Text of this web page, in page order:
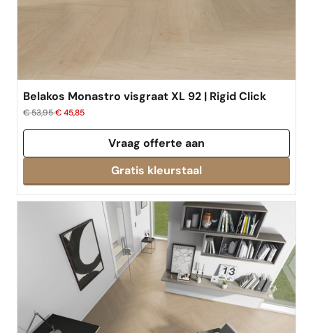
Belakos Monastro visgraat XL 92 | Rigid Click
€ 53,95€ 45,85
Vraag offerte aan